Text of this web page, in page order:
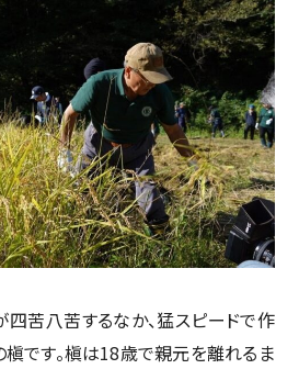
苦八苦するなか、猛スピードで作
です。槇は18歳で親元を離れるま